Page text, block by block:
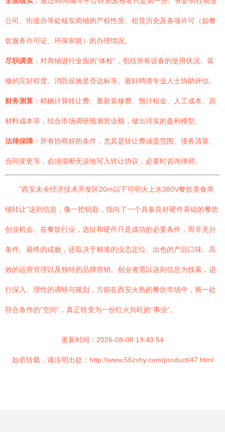
公司、街道办等处核实商铺的产权性质、租赁历史及各项许可（如餐
饮服务许可证、环保审批）的办理情况。
尽职调查 ：对商铺进行全面的“体检”，包括所有设备的使用状况、装
修的完好程度、消防设施是否达标等。最好聘请专业人士协助评估。
财务测算 ：精确计算转让费、重新装修费、预计租金、人工成本、原
材料成本等，结合市场调研预测营业额，做出详实的盈利模型。
法律保障 ：所有协商好的条件，尤其是转让费涵盖范围、债务清算、
合同变更等，必须清晰无误地写入转让协议，必要时咨询律师。
“西安未央经济技术开发区20m以下可明火上水380V餐饮美食商
铺转让”这则信息，像一把钥匙，指向了一个具备良好硬件基础的餐饮
创业机会。在餐饮行业，选址和硬件只是成功的必要条件，而非充分
条件。最终的成败，还取决于精准的业态定位、出色的产品口味、高
效的运营管理以及独特的品牌营销。创业者需以这则信息为线索，进
行深入、理性的调研与规划，方能在西安火热的餐饮市场中，将一处
符合条件的“空间”，真正转变为一份红火兴旺的“事业”。
更新时间：2026-08-08 19:43:54
如若转载，请注明出处：http://www.56zxhy.com/product/47.html